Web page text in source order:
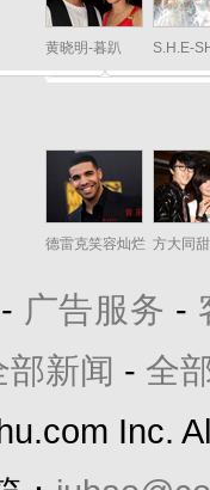
黄晓明-暮趴 S.H.E-
德雷克笑容灿烂 方大同
- 广告服务 -
部新闻 - 全
Inc.